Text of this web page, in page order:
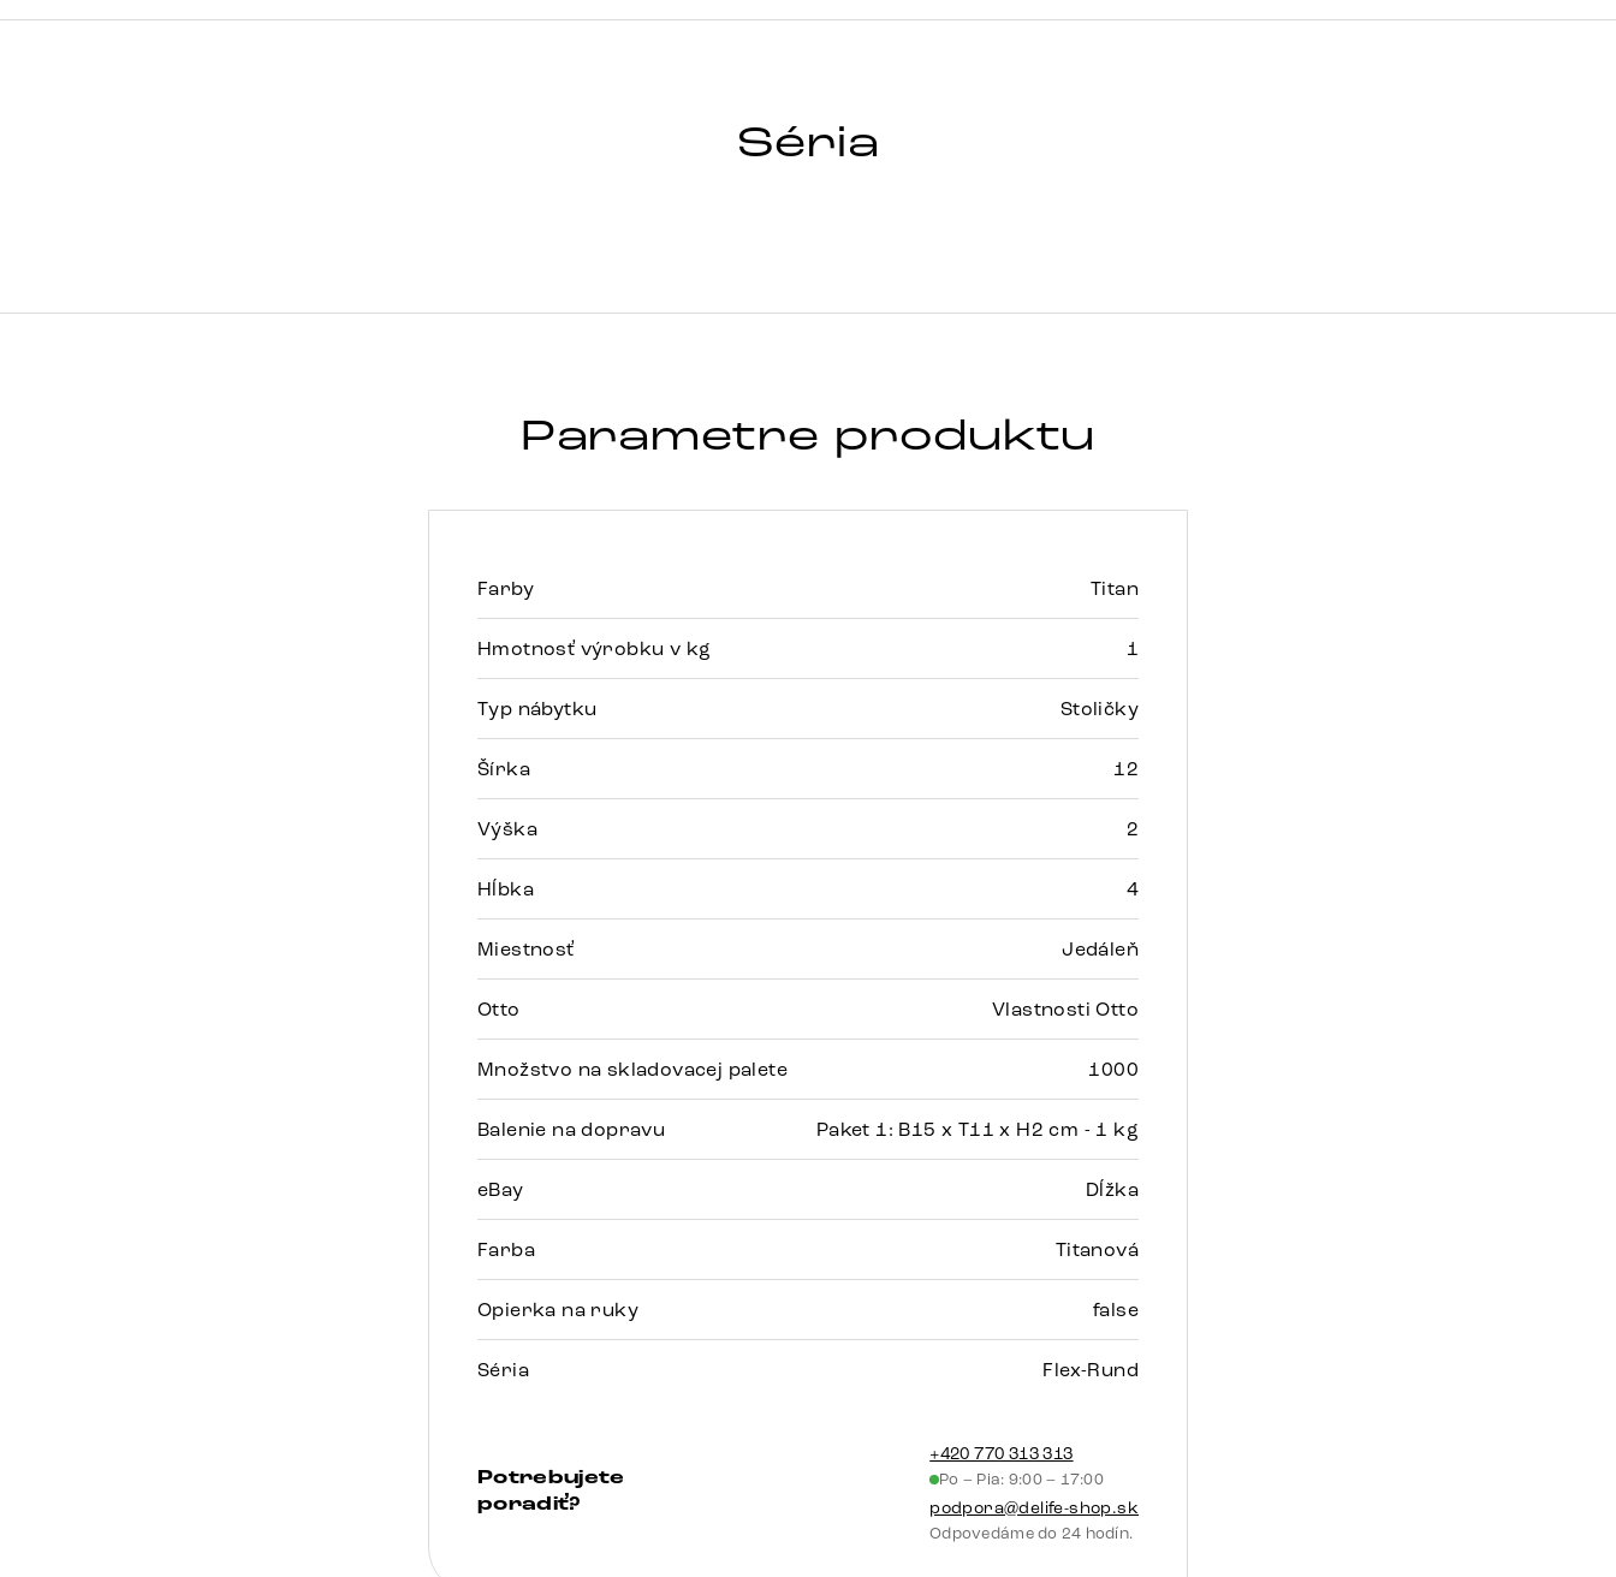
Séria
Parametre produktu
Farby Titan
Hmotnosť výrobku v kg 1
Typ nábytku Stoličky
Šírka 12
Výška 2
Hĺbka 4
Miestnosť Jedáleň
Otto Vlastnosti Otto
Množstvo na skladovacej palete 1000
Balenie na dopravu Paket 1: B15 x T11 x H2 cm - 1 kg
eBay Dĺžka
Farba Titanová
Opierka na ruky false
Séria Flex-Rund
Potrebujete
poradiť?
+420 770 313 313
Po – Pia: 9:00 – 17:00
podpora@delife-shop.sk
Odpovedáme do 24 hodín.